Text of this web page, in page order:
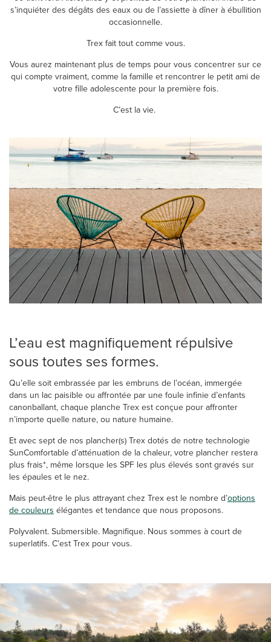
s’inquiéter des dégâts des eaux ou de l’assiette à dîner à ébullition
occasionnelle.
Trex fait tout comme vous.
Vous aurez maintenant plus de temps pour vous concentrer sur ce
qui compte vraiment, comme la famille et rencontrer le petit ami de
votre fille adolescente pour la première fois.
C’est la vie.
L’eau est magnifiquement répulsive
sous toutes ses formes.
Qu’elle soit embrassée par les embruns de l’océan, immergée
dans un lac paisible ou affrontée par une foule infinie d’enfants
canonballant, chaque planche Trex est conçue pour affronter
n’importe quelle nature, ou nature humaine.
Et avec sept de nos plancher(s) Trex dotés de notre technologie
SunComfortable d’atténuation de la chaleur, votre plancher restera
plus frais*, même lorsque les SPF les plus élevés sont gravés sur
les épaules et le nez.
Mais peut-être le plus attrayant chez Trex est le nombre d’options
de couleurs élégantes et tendance que nous proposons.
Polyvalent. Submersible. Magnifique. Nous sommes à court de
superlatifs. C’est Trex pour vous.